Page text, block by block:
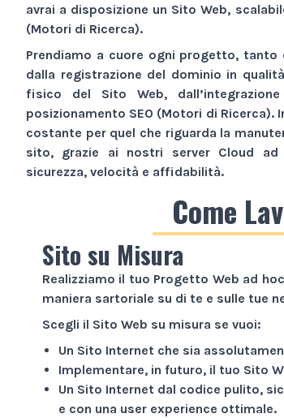
avrai a disposizione un Sito Web,
(Motori di Ricerca).
Prendiamo a cuore ogni progetto,
dalla registrazione del dominio in
fisico del Sito Web,
posizionamento SEO (Motori di Ricerca).
costante per quel che riguarda la
sito, grazie ai nostri server Cloud
sicurezza, velocità e affidabilità.
Come
Sito su Misura
Realizziamo il tuo Progetto Web ad
maniera sartoriale su di te e sulle tue
Scegli il Sito Web su misura se vuoi:
Un Sito Internet che sia
Implementare, in futuro, il tuo Sito
Un Sito Internet dal codice pulito,
e con una user experience ottimale.